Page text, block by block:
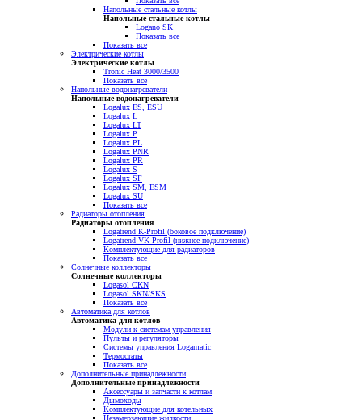
Напольные стальные котлы
Напольные стальные котлы
Logano SK
Показать все
Показать все
Электрические котлы
Электрические котлы
Tronic Heat 3000/3500
Показать все
Напольные водонагреватели
Напольные водонагреватели
Logalux ES, ESU
Logalux L
Logalux LT
Logalux P
Logalux PL
Logalux PNR
Logalux PR
Logalux S
Logalux SF
Logalux SM, ESM
Logalux SU
Показать все
Радиаторы отопления
Радиаторы отопления
Logatrend K-Profil (боковое подключение)
Logatrend VK-Profil (нижнее подключение)
Комплектующие для радиаторов
Показать все
Солнечные коллекторы
Солнечные коллекторы
Logasol CKN
Logasol SKN/SKS
Показать все
Автоматика для котлов
Автоматика для котлов
Модули к системам управления
Пульты и регуляторы
Системы управления Logamatic
Термостаты
Показать все
Дополнительные принадлежности
Дополнительные принадлежности
Аксессуары и запчасти к котлам
Дымоходы
Комплектующие для котельных
Незамерзающие жидкости